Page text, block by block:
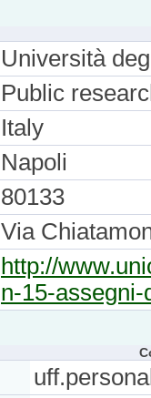
Università
Public
Italy
Napoli
80133
Via
http://
n-15-